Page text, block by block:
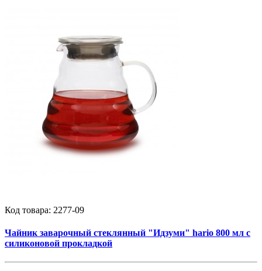
Код товара: 2277-09
Чайник заварочный стеклянный "Идзуми" hario 800 мл с
силиконовой прокладкой